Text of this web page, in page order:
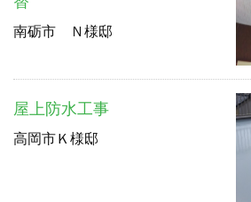
南砺市 Ｎ様邸
屋上防水工事
高岡市Ｋ様邸